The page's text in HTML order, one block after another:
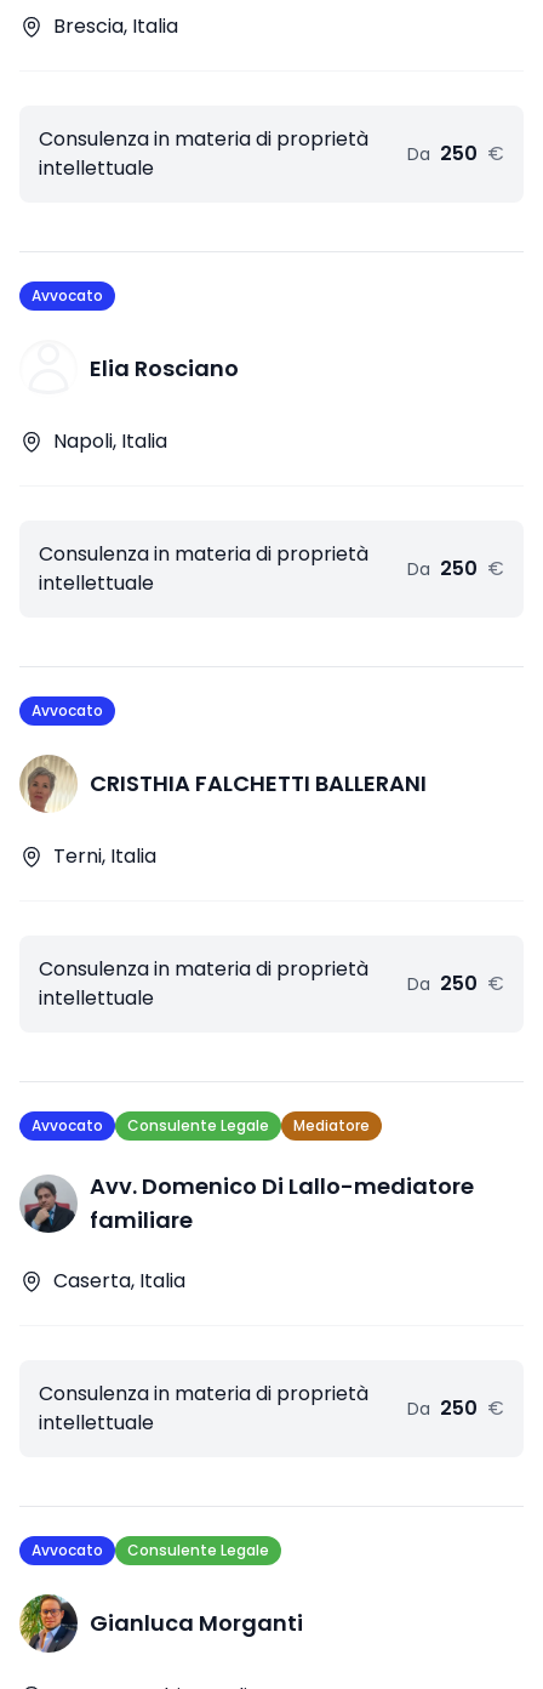
Brescia, Italia
Consulenza in materia di proprietà
intellettuale
Da 250 €
Avvocato
Elia Rosciano
Napoli, Italia
Consulenza in materia di proprietà
intellettuale
Da 250 €
Avvocato
CRISTHIA FALCHETTI BALLERANI
Terni, Italia
Consulenza in materia di proprietà
intellettuale
Da 250 €
Avvocato Consulente Legale Mediatore
Avv. Domenico Di Lallo-mediatore
familiare
Caserta, Italia
Consulenza in materia di proprietà
intellettuale
Da 250 €
Avvocato Consulente Legale
Gianluca Morganti